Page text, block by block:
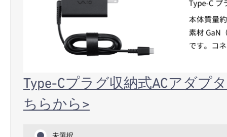
Type-Cプラグ収納式ACアダプ
ちらから>